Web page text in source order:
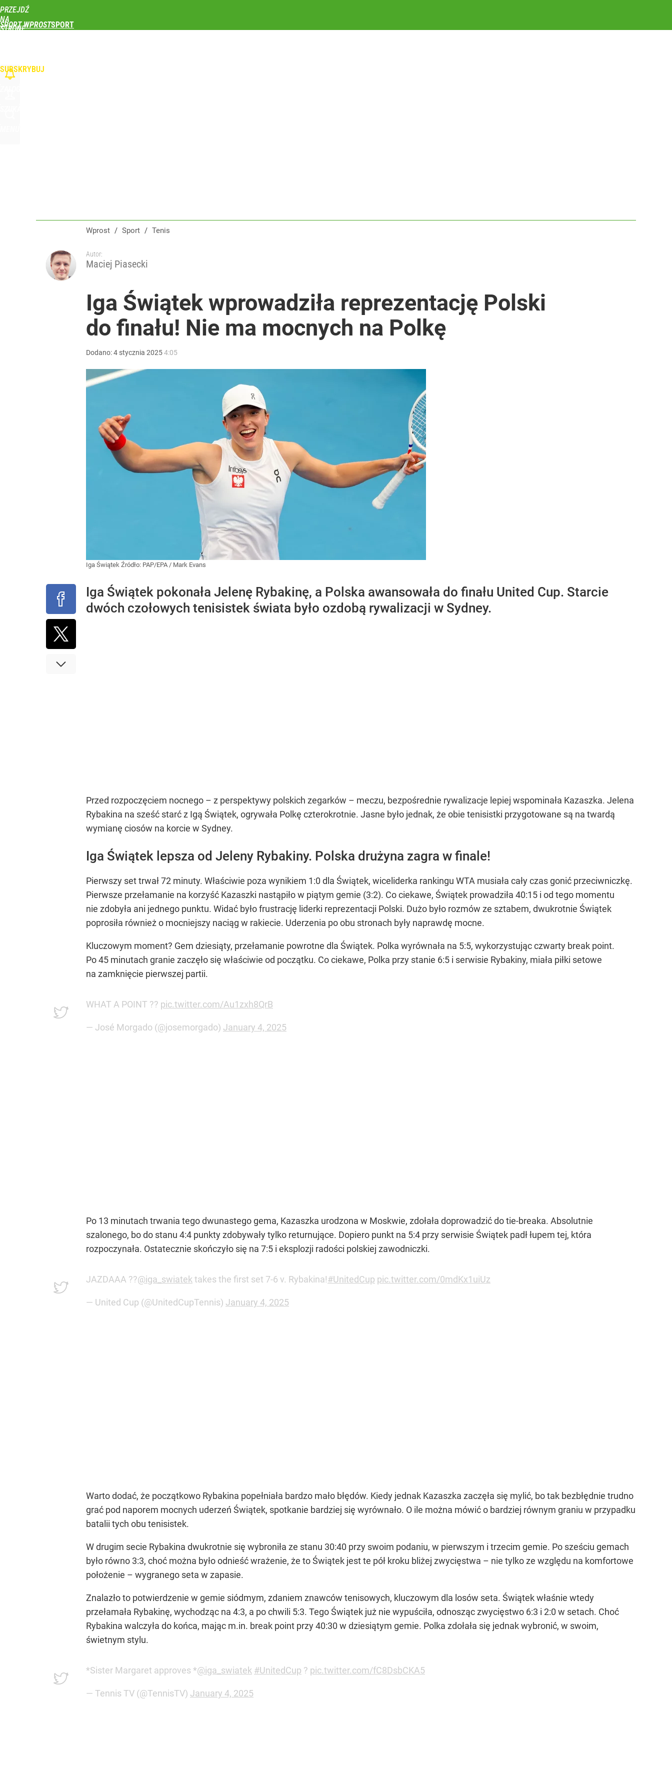
PRZEJDŹ
NA
STRONĘ
SPORT WPROST
SUBSKRYBUJ
Wprost / Sport / Tenis
Autor:
Maciej Piasecki
Iga Świątek wprowadziła reprezentację Polski
do finału! Nie ma mocnych na Polkę
Dodano:4 stycznia 20254:05
Iga Świątek Źródło: PAP/EPA / Mark Evans
Iga Świątek pokonała Jelenę Rybakinę, a Polska awansowała do finału United Cup. Starcie
dwóch czołowych tenisistek świata było ozdobą rywalizacji w Sydney.
Przed rozpoczęciem nocnego – z perspektywy polskich zegarków – meczu, bezpośrednie rywalizacje lepiej wspominała Kazaszka. Jelena
Rybakina na sześć starć z Igą Świątek, ogrywała Polkę czterokrotnie. Jasne było jednak, że obie tenisistki przygotowane są na twardą
wymianę ciosów na korcie w Sydney.
Iga Świątek lepsza od Jeleny Rybakiny. Polska drużyna zagra w finale!
Pierwszy set trwał 72 minuty. Właściwie poza wynikiem 1:0 dla Świątek, wiceliderka rankingu WTA musiała cały czas gonić przeciwniczkę.
Pierwsze przełamanie na korzyść Kazaszki nastąpiło w piątym gemie (3:2). Co ciekawe, Świątek prowadziła 40:15 i od tego momentu
nie zdobyła ani jednego punktu. Widać było frustrację liderki reprezentacji Polski. Dużo było rozmów ze sztabem, dwukrotnie Świątek
poprosiła również o mocniejszy naciąg w rakiecie. Uderzenia po obu stronach były naprawdę mocne.
Kluczowym moment? Gem dziesiąty, przełamanie powrotne dla Świątek. Polka wyrównała na 5:5, wykorzystując czwarty break point.
Po 45 minutach granie zaczęło się właściwie od początku. Co ciekawe, Polka przy stanie 6:5 i serwisie Rybakiny, miała piłki setowe
na zamknięcie pierwszej partii.
WHAT A POINT ?? pic.twitter.com/Au1zxh8QrB
— José Morgado (@josemorgado) January 4, 2025
Po 13 minutach trwania tego dwunastego gema, Kazaszka urodzona w Moskwie, zdołała doprowadzić do tie-breaka. Absolutnie
szalonego, bo do stanu 4:4 punkty zdobywały tylko returnujące. Dopiero punkt na 5:4 przy serwisie Świątek padł łupem tej, która
rozpoczynała. Ostatecznie skończyło się na 7:5 i eksplozji radości polskiej zawodniczki.
JAZDAAA ??@iga_swiatek takes the first set 7-6 v. Rybakina!#UnitedCup pic.twitter.com/0mdKx1uiUz
— United Cup (@UnitedCupTennis) January 4, 2025
Warto dodać, że początkowo Rybakina popełniała bardzo mało błędów. Kiedy jednak Kazaszka zaczęła się mylić, bo tak bezbłędnie trudno
grać pod naporem mocnych uderzeń Świątek, spotkanie bardziej się wyrównało. O ile można mówić o bardziej równym graniu w przypadku
batalii tych obu tenisistek.
W drugim secie Rybakina dwukrotnie się wybroniła ze stanu 30:40 przy swoim podaniu, w pierwszym i trzecim gemie. Po sześciu gemach
było równo 3:3, choć można było odnieść wrażenie, że to Świątek jest te pół kroku bliżej zwycięstwa – nie tylko ze względu na komfortowe
położenie – wygranego seta w zapasie.
Znalazło to potwierdzenie w gemie siódmym, zdaniem znawców tenisowych, kluczowym dla losów seta. Świątek właśnie wtedy
przełamała Rybakinę, wychodząc na 4:3, a po chwili 5:3. Tego Świątek już nie wypuściła, odnosząc zwycięstwo 6:3 i 2:0 w setach. Choć
Rybakina walczyła do końca, mając m.in. break point przy 40:30 w dziesiątym gemie. Polka zdołała się jednak wybronić, w swoim,
świetnym stylu.
*Sister Margaret approves *@iga_swiatek #UnitedCup ? pic.twitter.com/fC8DsbCKA5
— Tennis TV (@TennisTV) January 4, 2025